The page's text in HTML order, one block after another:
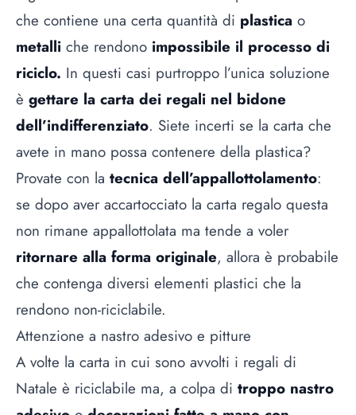
che contiene una certa quantità di plastica o
metalli che rendono impossibile il processo di
riciclo. In questi casi purtroppo l’unica soluzione
è gettare la carta dei regali nel bidone
dell’indifferenziato. Siete incerti se la carta che
avete in mano possa contenere della plastica?
Provate con la tecnica dell’appallottolamento:
se dopo aver accartocciato la carta regalo questa
non rimane appallottolata ma tende a voler
ritornare alla forma originale, allora è probabile
che contenga diversi elementi plastici che la
rendono non-riciclabile.
Attenzione a nastro adesivo e pitture
A volte la carta in cui sono avvolti i regali di
Natale è riciclabile ma, a colpa di troppo nastro